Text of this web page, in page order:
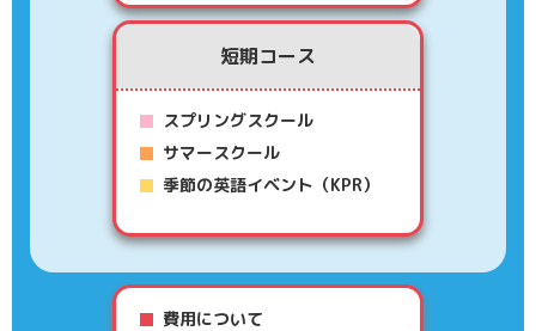
短期コース
スプリングスクール
サマースクール
季節の英語イベント（KPR）
費用について